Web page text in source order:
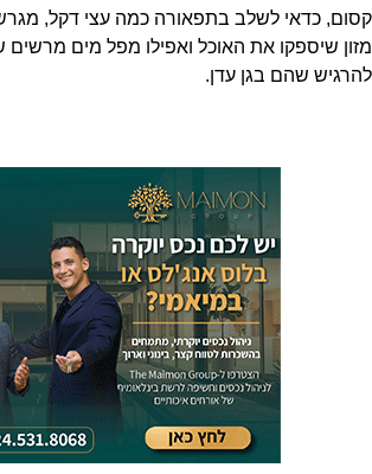
קסום, כדאי לשלב בתפאורה כמה עצי דקל,
מזון שיספקו את האוכל ואפילו מפל מים מרשים
להרגיש שהם בגן עדן.